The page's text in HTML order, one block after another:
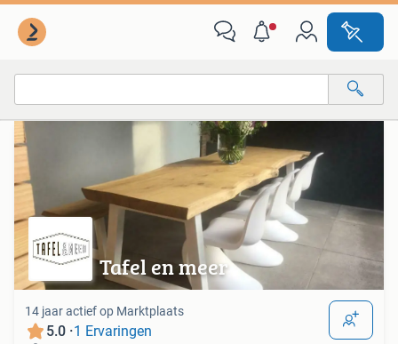
Alle afstanden…
Van deze adverteerder
Tafel en meer
14 jaar actief op Marktplaats
5.0 ·1 Ervaringen